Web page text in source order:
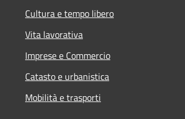
Cultura e tempo libero
Vita lavorativa
Imprese e Commercio
Catasto e urbanistica
Mobilità e trasporti